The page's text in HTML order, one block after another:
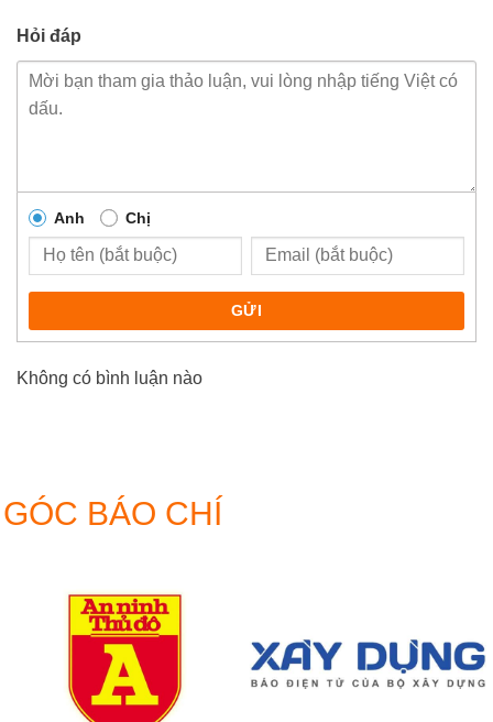
Hỏi đáp
Anh Chị
GỬI
Không có bình luận nào
GÓC BÁO CHÍ